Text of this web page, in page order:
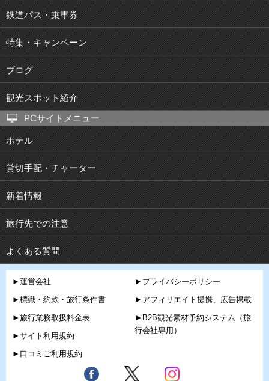
鉄道パス・乗車券
特集・キャンペーン
ブログ
観光スポット紹介
PCサイトメニュー
ホテル
貸切手配・チャーター
新着情報
旅行先での注意
よくある質問
►運営会社
►標識・約款・旅行条件書
►旅行業務取扱料金表
►サイト利用規約
►口コミご利用規約
►プライバシーポリシー
►アフィリエイト提携、広告掲載
►B2B観光素材予約システム（旅
行会社専用）